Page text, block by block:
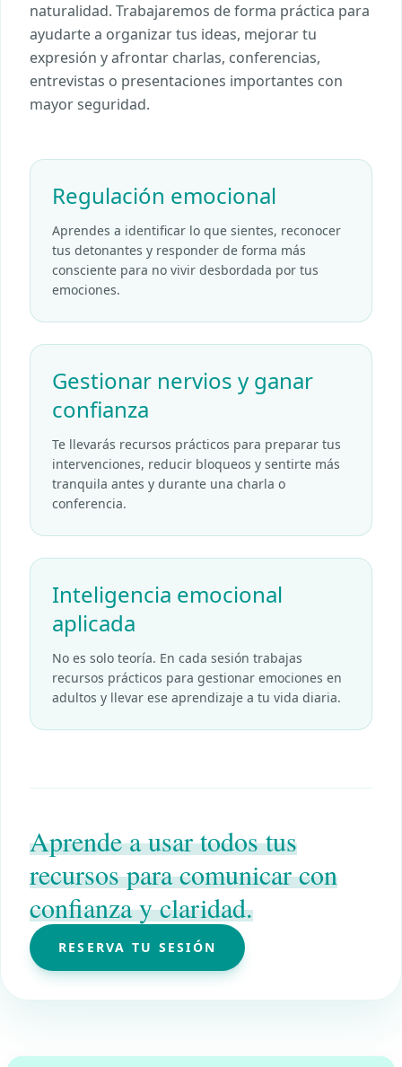
naturalidad. Trabajaremos de forma práctica para
ayudarte a organizar tus ideas, mejorar tu
expresión y afrontar charlas, conferencias,
entrevistas o presentaciones importantes con
mayor seguridad.
Regulación emocional
Aprendes a identificar lo que sientes, reconocer
tus detonantes y responder de forma más
consciente para no vivir desbordada por tus
emociones.
Gestionar nervios y ganar
confianza
Te llevarás recursos prácticos para preparar tus
intervenciones, reducir bloqueos y sentirte más
tranquila antes y durante una charla o
conferencia.
Inteligencia emocional
aplicada
No es solo teoría. En cada sesión trabajas
recursos prácticos para gestionar emociones en
adultos y llevar ese aprendizaje a tu vida diaria.
Aprende a usar todos tus
recursos para comunicar con
confianza y claridad.
RESERVA TU SESIÓN